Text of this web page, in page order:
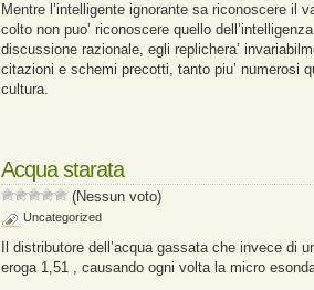
Mentre l’intelligente ignorante sa riconoscere il
colto non puo’ riconoscere quello
discussione razionale, egli replichera’
citazioni e schemi precotti, tanto piu’ numerosi
cultura.
Acqua starata
(Nessun voto)
Uncategorized
Il distributore dell’acqua gassata che invece di
eroga 1,51 , causando ogni volta la micro